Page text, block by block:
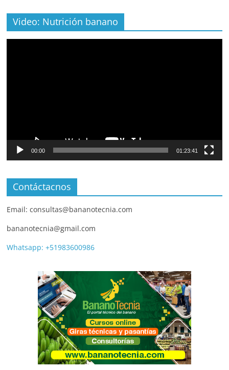
Video: Nutrición banano
00:00 01:23:41
Contáctacnos
Email: consultas@bananotecnia.com
bananotecnia@gmail.com
Whatsapp: +51983600986